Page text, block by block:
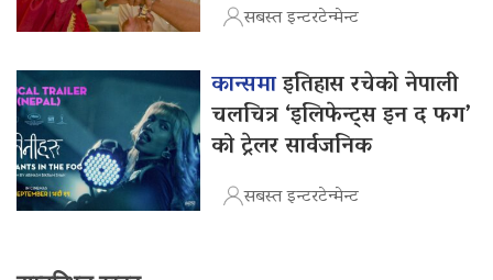
सबस्त इन्टरटेन्मेन्ट
कान्समाइतिहास रचेको नेपाली
चलचित्र ‘इलिफेन्ट्स इन द फग’
को ट्रेलर सार्वजनिक
सबस्त इन्टरटेन्मेन्ट